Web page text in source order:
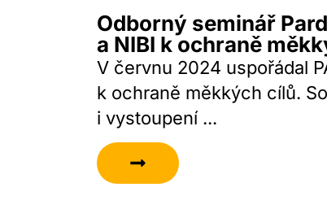
Odborný seminář
a NIBI k ochraně
V červnu 2024 uspořádal
k ochraně měkkých cílů.
i vystoupení ...